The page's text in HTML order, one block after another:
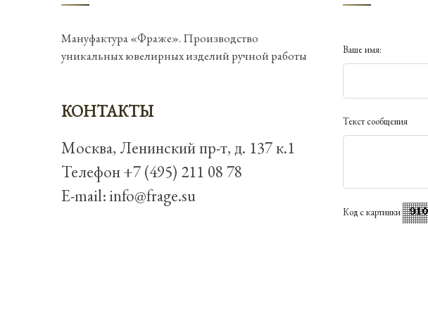
Мануфактура «Фраже». Производство
уникальных ювелирных изделий ручной работы
КОНТАКТЫ
Москва, Ленинский пр-т, д. 137 к.1
Телефон+7 (495) 211 08 78
E-mail:info@frage.su
Ваше имя:
Текст сообщения
Код с картинки